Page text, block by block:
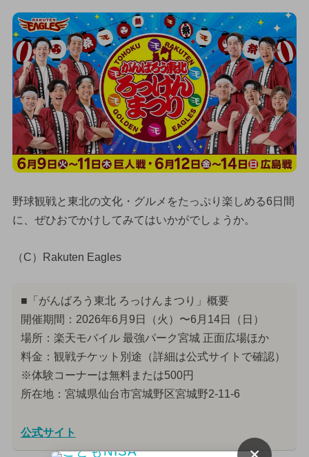
野球観戦と東北の文化・グルメをたっぷり楽しめる6日間
に、ぜひおでかけしてみてはいかがでしょうか。
（C）Rakuten Eagles
■「がんばろう東北 ろっけんまつり」概要
開催期間：2026年6月9日（火）〜6月14日（日）
場所：楽天モバイル 最強パーク宮城 正面広場ほか
料金：観戦チケット別途（詳細は公式サイトで確認）
※体験コーナーは無料または500円
所在地：宮城県仙台市宮城野区宮城野2-11-6
公式サイト